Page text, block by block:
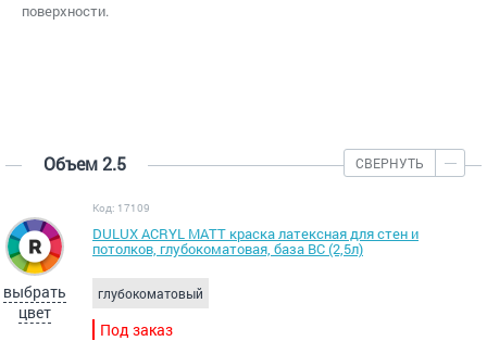
поверхности.
Объем 2.5 СВЕРНУТЬ
выбрать
цвет
Код: 17109
DULUX ACRYL MATT краска латексная для стен и
потолков, глубокоматовая, база BC (2,5л)
глубокоматовый
Под заказ